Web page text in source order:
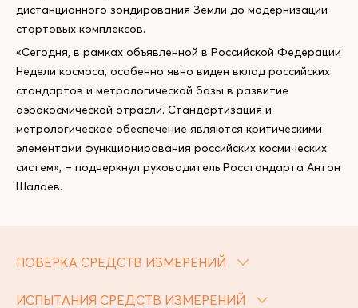
дистанционного зондирования Земли до модернизации
стартовых комплексов.
«Сегодня, в рамках объявленной в Российской Федерации
Недели космоса, особенно явно виден вклад российских
стандартов и метрологической базы в развитие
аэрокосмической отрасли. Стандартизация и
метрологическое обеспечение являются критическими
элементами функционирования российских космических
систем», – подчеркнул руководитель Росстандарта Антон
Шалаев.
ПОВЕРКА СРЕДСТВ ИЗМЕРЕНИЙ
ИСПЫТАНИЯ СРЕДСТВ ИЗМЕРЕНИЙ